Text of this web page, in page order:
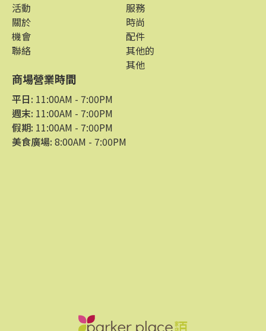
活動
關於
機會
聯絡
服務
時尚
配件
其他的
其他
商場營業時間
平日: 11:00AM - 7:00PM
週末: 11:00AM - 7:00PM
假期: 11:00AM - 7:00PM
美食廣場: 8:00AM - 7:00PM